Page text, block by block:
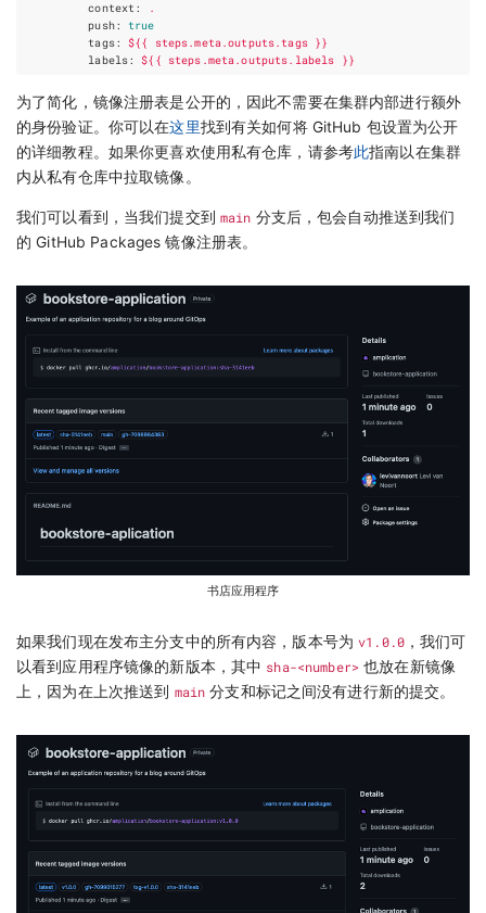
context :
.
push:
true
tags: ${{ steps.meta.outputs.tags }}
labels: ${{ steps.meta.outputs.labels }}
为了简化，镜像注册表是公开的，因此不需要在集群内部进行额外
的身份验证。你可以在这里找到有关如何将 GitHub 包设置为公开
的详细教程。如果你更喜欢使用私有仓库，请参考此指南以在集群
内从私有仓库中拉取镜像。
我们可以看到，当我们提交到 main 分支后，包会自动推送到我们
的 GitHub Packages 镜像注册表。
书店应用程序
如果我们现在发布主分支中的所有内容，版本号为v1.0.0 ，我们可
以看到应用程序镜像的新版本，其中 sha-<number> 也放在新镜像
上，因为在上次推送到 main 分支和标记之间没有进行新的提交。